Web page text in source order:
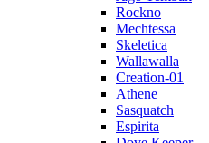
Rockno
Mechtessa
Skeletica
Wallawalla
Creation-01
Athene
Sasquatch
Espirita